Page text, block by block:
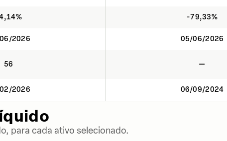
-79,33%
2026 05/06/2026
56 —
2026
06/09/2024
para cada ativo selecionado.